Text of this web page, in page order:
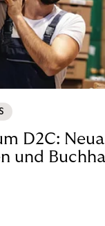
D2C:
und